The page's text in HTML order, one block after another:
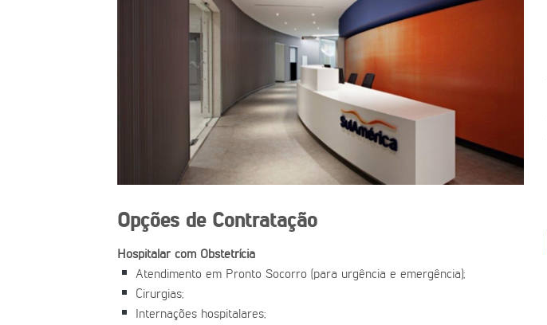
Opções de Contratação
Hospitalar com Obstetrícia
Atendimento em Pronto Socorro (para urgência e emergência);
Cirurgias;
Internações hospitalares;